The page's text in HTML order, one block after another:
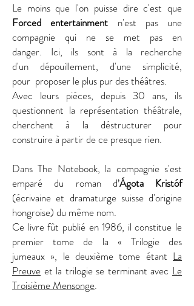
Le moins que l'on puisse dire c'est que
Forced entertainment n'est pas une
compagnie qui ne se met pas en
danger. Ici, ils sont à la recherche
d'un dépouillement, d'une simplicité,
pour proposer le plus pur des théâtres.
Avec leurs pièces, depuis 30 ans, ils
questionnent la représentation théâtrale,
cherchent à la déstructurer pour
construire à partir de ce presque rien.
Dans The Notebook, la compagnie s'est
emparé du roman d’Ágota Kristóf
(écrivaine et dramaturgesuisse d'origine
hongroise) du même nom.
Ce livrefût publié en 1986, il constitue le
premier tome de la « Trilogie des
jumeaux », le deuxième tome étant La
Preuve et la trilogie se terminant avec Le
Troisième Mensonge.